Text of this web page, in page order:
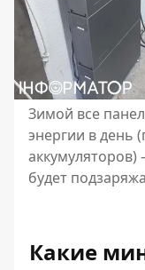
Зимой все
энергии в день
аккумуляторов)
будет
Какие